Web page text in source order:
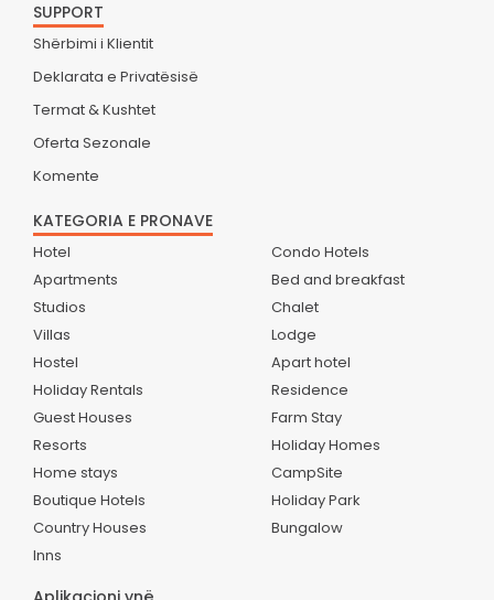
SUPPORT
Shërbimi i Klientit
Deklarata e Privatësisë
Termat & Kushtet
Oferta Sezonale
Komente
KATEGORIA E PRONAVE
Hotel
Apartments
Studios
Villas
Hostel
Holiday Rentals
Guest Houses
Resorts
Home stays
Boutique Hotels
Country Houses
Inns
Condo Hotels
Bed and breakfast
Chalet
Lodge
Apart hotel
Residence
Farm Stay
Holiday Homes
CampSite
Holiday Park
Bungalow